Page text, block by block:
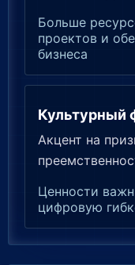
Больше
проектов и
бизнеса
Культурный
Акцент на
Ценности
цифровую